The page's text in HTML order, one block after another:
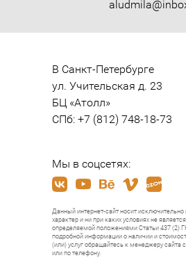
В Санкт-Петербурге
ул. Учительская д. 23
БЦ «Атолл»
СПб: +7 (812) 748-18-73
Мы в соцсетях:
Данный интернет-сайт носит
характер и ни при каких условиях не
определяемой положениями Статьи 437 (2)
подробной информации о наличии и
(или) услуг обращайтесь к менеджеру
или по телефону.